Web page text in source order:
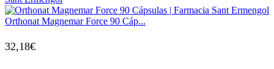
Orthonat Magnemar Force 90 Cáp...
32,18€